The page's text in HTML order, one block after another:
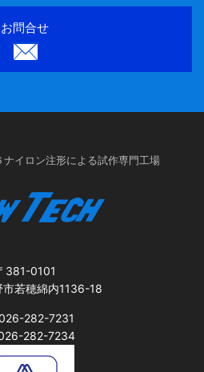
お問合せ
イロン注形による試作専門工場
381-0101
市若穂綿内1136-18
282-7231
282-7234